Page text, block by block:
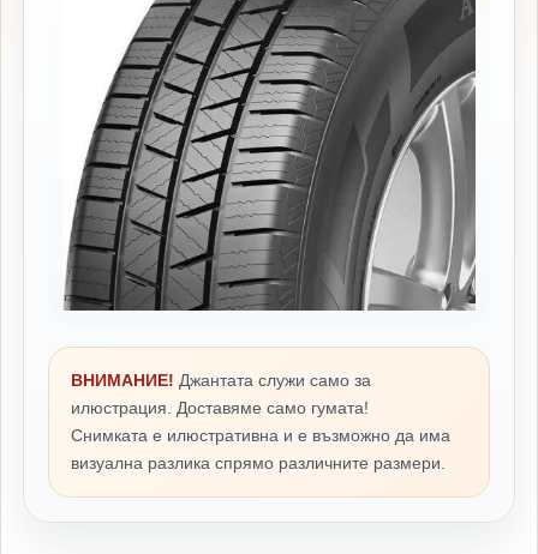
ВНИМАНИЕ! Джантата служи само за
илюстрация. Доставяме само гумата!
Снимката е илюстративна и е възможно да има
визуална разлика спрямо различните размери.